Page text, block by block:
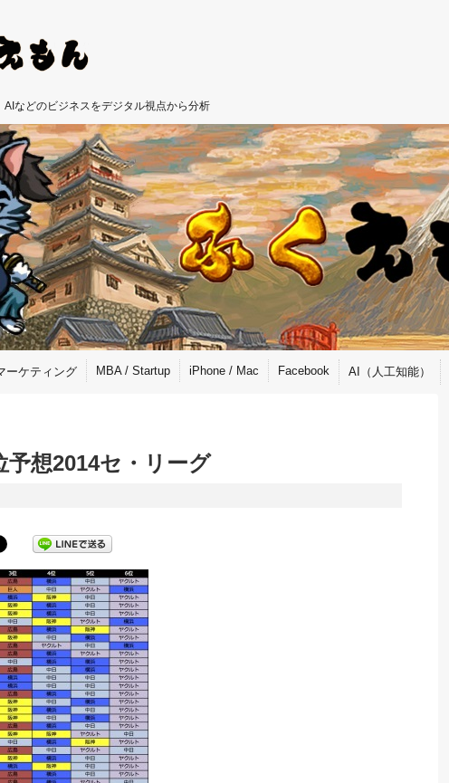
などのビジネスをデジタル視点から分析
ーケティング MBA / Startup iPhone / Mac Facebook AI（人工知能）
予想2014セ・リーグ